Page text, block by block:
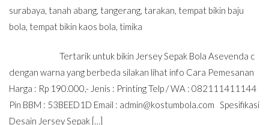
surabaya, tanah abang, tangerang, tarakan, tempat bikin baju
bola, tempat bikin kaos bola, timika
Tertarik untuk bikin Jersey Sepak Bola Asevenda c
dengan warna yang berbeda silakan lihat info Cara Pemesanan
Harga : Rp 190.000,- Jenis : Printing Telp / WA : 082111411144
Pin BBM : 53BEED1D Email : admin@kostumbola.com Spesifikasi
Desain Jersey Sepak […]